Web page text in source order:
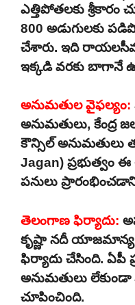
ఎత్తిపోతలకు శ్రీకారం
800 అడుగులకు
చేశారు. ఇది
ఇక్కడి వరకు బాగానే
అనుమతుల వైఫల్యం:
అనుమతులు, కేంద్ర
కౌన్సిల్ అనుమతులు
Jagan) ప్రభుత్వం
పనులు
తెలంగాణ ఫిర్యాదు:
కృష్ణా నదీ యాజమాన్య
ఫిర్యాదు చేసింది. ఏపీ
అనుమతులు
చూపించింది.